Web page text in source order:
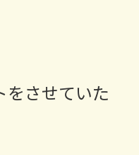
をさせていた